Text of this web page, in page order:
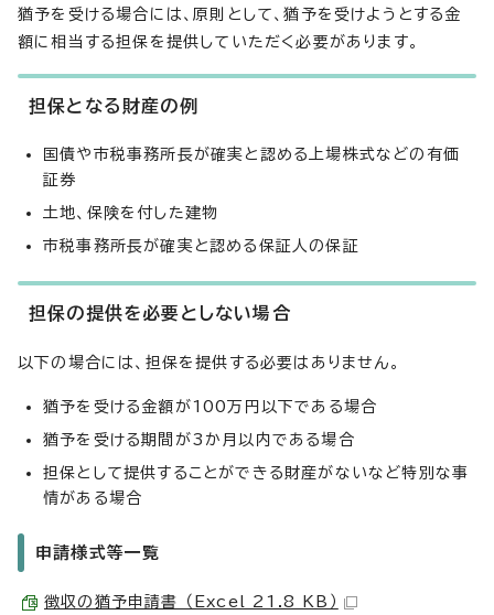
猶予を受ける場合には、原則として、猶予を受けようとする金
額に相当する担保を提供していただく必要があります。
担保となる財産の例
国債や市税事務所長が確実と認める上場株式などの有価
証券
土地、保険を付した建物
市税事務所長が確実と認める保証人の保証
担保の提供を必要としない場合
以下の場合には、担保を提供する必要はありません。
猶予を受ける金額が100万円以下である場合
猶予を受ける期間が3か月以内である場合
担保として提供することができる財産がないなど特別な事
情がある場合
申請様式等一覧
徴収の猶予申請書 （Excel 21.8 KB）